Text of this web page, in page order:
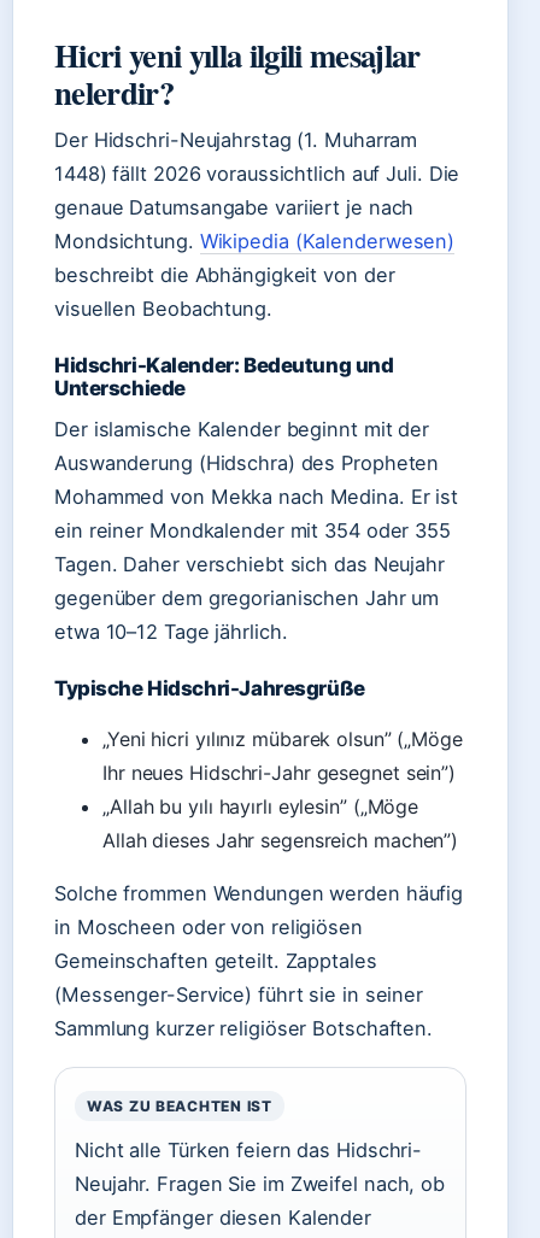
Hicri yeni yılla ilgili mesajlar
nelerdir?
Der Hidschri-Neujahrstag (1. Muharram
1448) fällt 2026 voraussichtlich auf Juli. Die
genaue Datumsangabe variiert je nach
Mondsichtung. Wikipedia (Kalenderwesen)
beschreibt die Abhängigkeit von der
visuellen Beobachtung.
Hidschri-Kalender: Bedeutung und
Unterschiede
Der islamische Kalender beginnt mit der
Auswanderung (Hidschra) des Propheten
Mohammed von Mekka nach Medina. Er ist
ein reiner Mondkalender mit 354 oder 355
Tagen. Daher verschiebt sich das Neujahr
gegenüber dem gregorianischen Jahr um
etwa 10–12 Tage jährlich.
Typische Hidschri-Jahresgrüße
„Yeni hicri yılınız mübarek olsun” („Möge
Ihr neues Hidschri-Jahr gesegnet sein”)
„Allah bu yılı hayırlı eylesin” („Möge
Allah dieses Jahr segensreich machen”)
Solche frommen Wendungen werden häufig
in Moscheen oder von religiösen
Gemeinschaften geteilt. Zapptales
(Messenger-Service) führt sie in seiner
Sammlung kurzer religiöser Botschaften.
WAS ZU BEACHTEN IST
Nicht alle Türken feiern das Hidschri-
Neujahr. Fragen Sie im Zweifel nach, ob
der Empfänger diesen Kalender